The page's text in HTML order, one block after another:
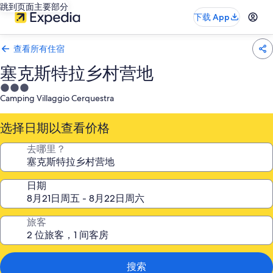
跳到页面主要部分
下载 App
查看所有住宿
塞克斯特拉乡村营地
3.0
星
住
宿
Camping Villaggio Cerquestra
选择日期以查看价格
去哪里？
日期
旅客
搜索